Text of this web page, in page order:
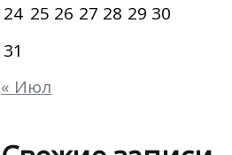
24 25 26 27 28 29 30
31
« Июл